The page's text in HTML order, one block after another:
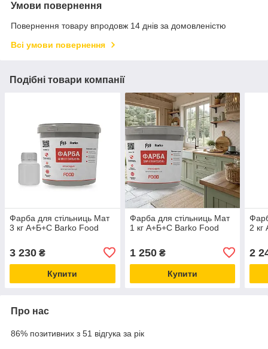
Умови повернення
Повернення товару впродовж 14 днів за домовленістю
Всі умови повернення
Подібні товари компанії
Фарба для стільниць Мат
3 кг А+Б+С Barko Food
3 230 ₴
Купити
Фарба для стільниць Мат
1 кг А+Б+С Barko Food
1 250₴
Купити
2
2
Про нас
86% позитивних з 51 відгука за рік